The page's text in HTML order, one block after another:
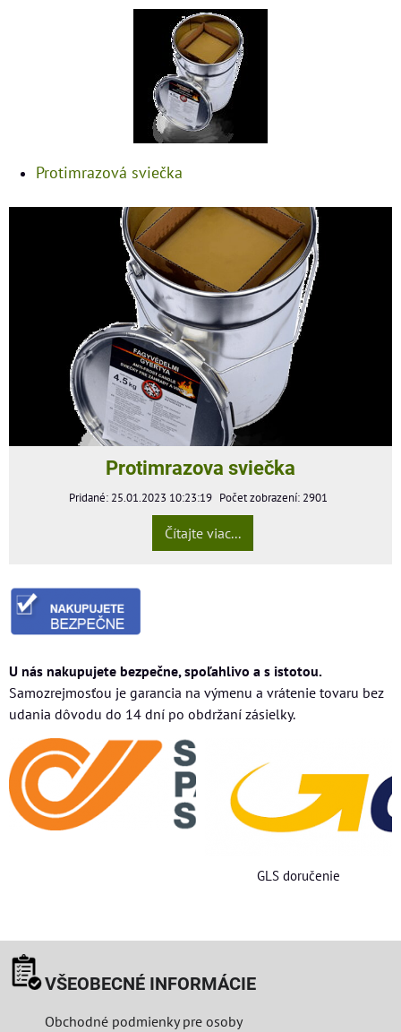
Protimrazová sviečka
Protimrazova sviečka
Pridané: 25.01.2023 10:23:19 Počet zobrazení: 2901
Čítajte viac...
U nás nakupujete bezpečne, spoľahlivo a s istotou.
Samozrejmosťou je garancia na výmenu a vrátenie tovaru bez
udania dôvodu do 14 dní po obdržaní zásielky.
GLS doručenie
VŠEOBECNÉ INFORMÁCIE
Obchodné podmienky pre osoby